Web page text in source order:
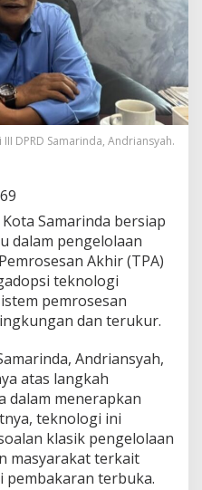
DPRD Samarinda, Andriansyah.
69
Kota Samarinda bersiap
dalam pengelolaan
Akhir (TPA)
teknologi
pemrosesan
dan terukur.
Andriansyah,
atas langkah
dalam menerapkan
teknologi ini
klasik pengelolaan
masyarakat terkait
pembakaran terbuka.